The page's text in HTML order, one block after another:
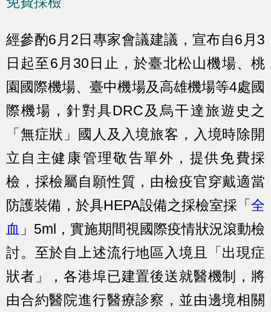
經參酌6月2日專家會議建議，宣布自6月3
日起至6月30日止，於臺北松山機場、桃
園國際機場、臺中機場及高雄機場等4處國
際機場，針對具DRC及烏干達旅遊史之
「無症狀」國人及入境旅客，入境時除開
立自主健康管理敬告單外，提供免費採
檢，採檢屬自願性質，由檢疫官穿戴適當
防護裝備，於具HEPA設備之採檢室採「全
血 」5ml，實施期間視國際疫情狀況滾動檢
討。至於自上述流行地區入境且「出現症
狀者」，各港埠已建置後送就醫機制，將
由合約醫院進行醫療診察，並由邊境相關